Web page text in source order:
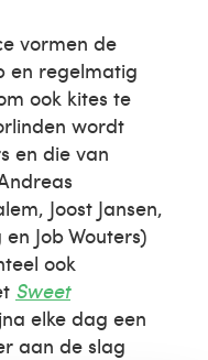
vormen de
en regelmatig
ook kites te
wordt
en die van
Joost Jansen,
Job Wouters)
ook
Sweet
elke dag een
aan de slag